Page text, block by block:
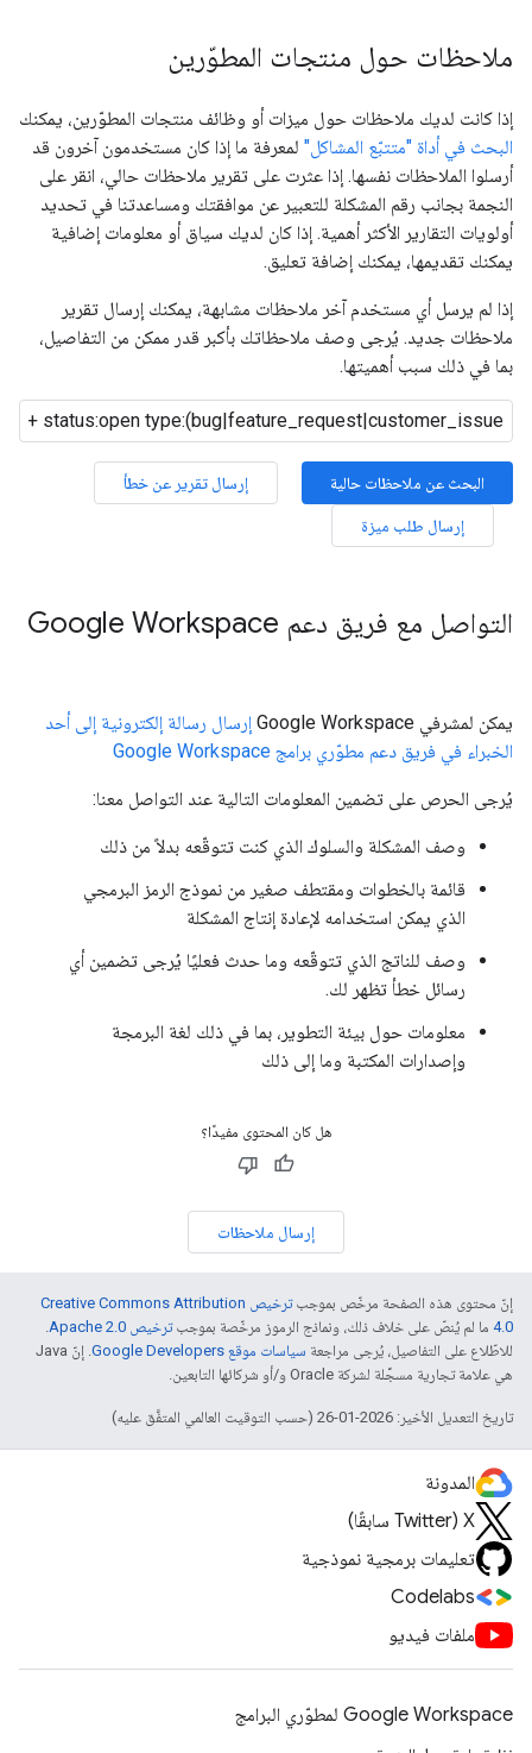
ملاحظات حول منتجات المطوّرين
إذا كانت لديك ملاحظات حول ميزات أو وظائف منتجات المطوّرين، يمكنك
البحث في أداة "متتبّع المشاكل" لمعرفة ما إذا كان مستخدمون آخرون قد
أرسلوا الملاحظات نفسها. إذا عثرت على تقرير ملاحظات حالي، انقر على
النجمة بجانب رقم المشكلة للتعبير عن موافقتك ومساعدتنا في تحديد
أولويات التقارير الأكثر أهمية. إذا كان لديك سياق أو معلومات إضافية
يمكنك تقديمها، يمكنك إضافة تعليق.
إذا لم يرسل أي مستخدم آخر ملاحظات مشابهة، يمكنك إرسال تقرير
ملاحظات جديد. يُرجى وصف ملاحظاتك بأكبر قدر ممكن من التفاصيل،
بما في ذلك سبب أهميتها.
البحث عن ملاحظات حالية
إرسال تقرير عن خطأ
إرسال طلب ميزة
التواصل مع فريق دعم Google Workspace
يمكن لمشرفي Google Workspace
إرسال رسالة إلكترونية إلى أحد
الخبراء في فريق دعم مطوّري برامج Google Workspace
يُرجى الحرص على تضمين المعلومات التالية عند التواصل معنا:
وصف المشكلة والسلوك الذي كنت تتوقّعه بدلاً من ذلك
قائمة بالخطوات ومقتطف صغير من نموذج الرمز البرمجي
الذي يمكن استخدامه لإعادة إنتاج المشكلة
وصف للناتج الذي تتوقّعه وما حدث فعليًا يُرجى تضمين أي
رسائل خطأ تظهر لك.
معلومات حول بيئة التطوير، بما في ذلك لغة البرمجة
وإصدارات المكتبة وما إلى ذلك
هل كان المحتوى مفيدًا؟
إرسال ملاحظات
إنّ محتوى هذه الصفحة مرخّص بموجب
ترخيص Creative Commons Attribution
4.0‏ ما لم يُنصّ على خلاف ذلك، ونماذج الرموز مرخّصة بموجبترخيص Apache 2.0‏
.
للاطّلاع على التفاصيل، يُرجى مراجعة سياسات موقع Google Developers‏
. إنّ Java
هي علامة تجارية مسجَّلة لشركة Oracle و/أو شركائها التابعين.
تاريخ التعديل الأخير: 2026-01-26 (حسب التوقيت العالمي المتفَّق عليه)
المدونة
‫X ‏(Twitter سابقًا)
تعليمات برمجية نموذجية
Codelabs
ملفات فيديو
Google Workspace لمطوّري البرامج